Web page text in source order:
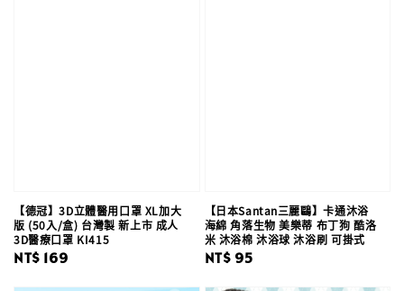
【德冠】3D立體醫用口罩 XL加大
版 (50入/盒) 台灣製 新上市 成人
3D醫療口罩 KI415
Regular
NT$ 169
【日本Santan三麗鷗】卡通沐浴
海綿 角落生物 美樂蒂 布丁狗 酷洛
米 沐浴棉 沐浴球 沐浴刷 可掛式
Regular
NT$ 95